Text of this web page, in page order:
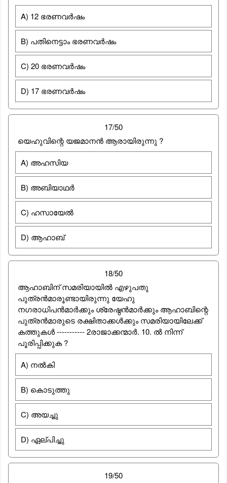
A) 12 ഭരണവർഷം
B) പതിനെട്ടാം ഭരണവർഷം
C) 20 ഭരണവർഷം
D) 17 ഭരണവർഷം
17/50
യെഹുവിന്റെ യജമാനൻ ആരായിരുന്നു ?
A) അഹസിയ
B) അബിയാഥർ
C) ഹസായേൽ
D) ആഹാബ്
18/50
ആഹാബിന് സമരിയായില്‍ എഴുപതു
പുത്രന്‍മാരൂണ്ടായിരുന്നു യേഹു
നഗരാധിപന്‍മാര്‍ക്കും ശ്രേഷ്ഠന്‍മാര്‍ക്കും ആഹാബിന്റെ
പുത്രന്‍മാരുടെ രക്ഷിതാക്കള്‍ക്കും സമരിയായിലേക്ക്
കത്തുകള്‍ ----------- 2രാജാക്കന്മാര്‍. 10. ല്‍ നിന്ന്
പൂരിപ്പിക്കുക ?
A) നല്‍കി
B) കൊടുത്തു
C) അയച്ചു
D) ഏല്പിച്ചു
19/50